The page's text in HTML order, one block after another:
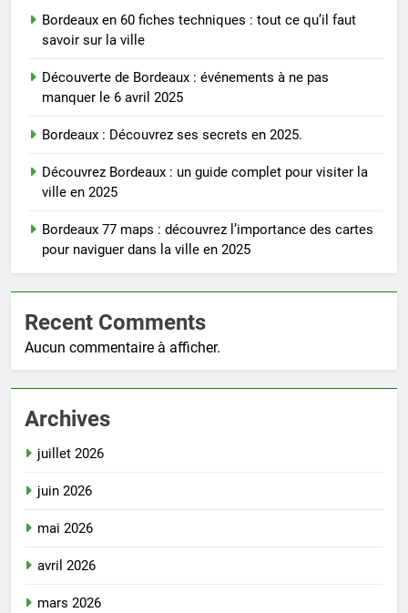
Bordeaux en 60 fiches techniques : tout ce qu’il faut
savoir sur la ville
Découverte de Bordeaux : événements à ne pas
manquer le 6 avril 2025
Bordeaux : Découvrez ses secrets en 2025.
Découvrez Bordeaux : un guide complet pour visiter la
ville en 2025
Bordeaux 77 maps : découvrez l’importance des cartes
pour naviguer dans la ville en 2025
Recent Comments
Aucun commentaire à afficher.
Archives
juillet 2026
juin 2026
mai 2026
avril 2026
mars 2026